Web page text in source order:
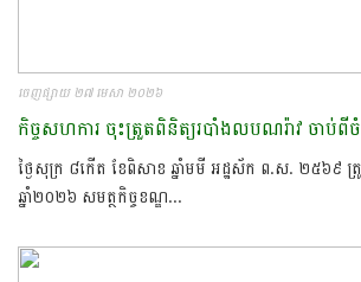
ចេញផ្សាយ ២៧ មេសា ២០២៦
ថ្ងៃសុក្រ ៨កើត ខែពិសាខ ឆ្នាំមមី អដ្ឋស័ក ព.ស. ២៥៦៩ ត្
ឆ្នាំ២០២៦ សមត្ថកិច្ចខណ្ឌ...